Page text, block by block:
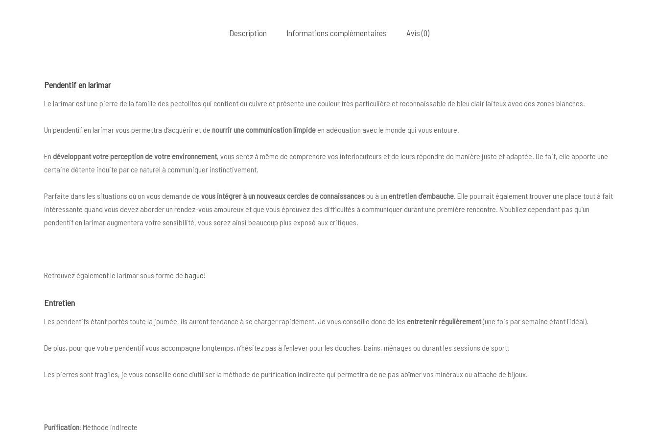
Description Informations complémentaires Avis (0)
Pendentif en larimar
Le larimar est une pierre de la famille des pectolites qui contient du cuivre et présente une couleur très particulière et reconnaissable de bleu clair laiteux avec des zones blanches.
Un pendentif en larimar vous permettra d’acquérir et denourrir une communication limpide en adéquation avec le monde qui vous entoure.
En développant votre perception de votre environnement, vous serez à même de comprendre vos interlocuteurs et de leurs répondre de manière juste et adaptée. De fait, elle apporte une
certaine détente induite par ce naturel à communiquer instinctivement.
Parfaite dans les situations où on vous demande devous intégrer à un nouveaux cercles de connaissances ou à un entretien d’embauche. Elle pourrait également trouver une place tout à fait
intéressante quand vous devez aborder un rendez-vous amoureux et que vous éprouvez des difficultés à communiquer durant une première rencontre. N’oubliez cependant pas qu’un
pendentif en larimar augmentera votre sensibilité, vous serez ainsi beaucoup plus exposé aux critiques.
Retrouvez également le larimar sous forme debague!
Entretien
Les pendentifs étant portés toute la journée, ils auront tendance à se charger rapidement. Je vous conseille donc de les entretenir régulièrement(une fois par semaine étant l’idéal).
De plus, pour que votre pendentif vous accompagne longtemps, n’hésitez pas à l’enlever pour les douches, bains, ménages ou durant les sessions de sport.
Les pierres sont fragiles, je vous conseille donc d’utiliser la méthode de purification indirecte qui permettra de ne pas abîmer vos minéraux ou attache de bijoux.
Purification: Méthode indirecte